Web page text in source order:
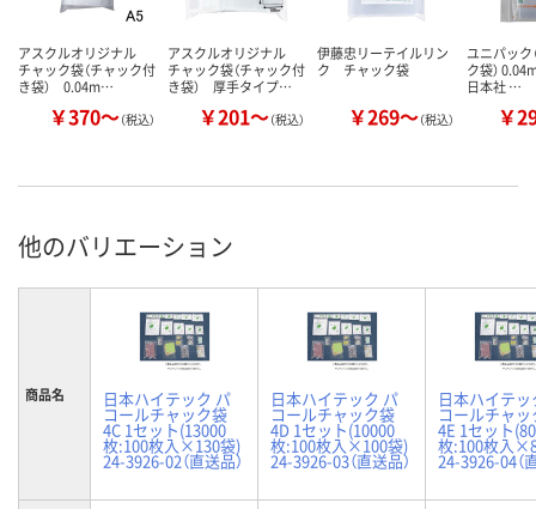
アスクルオリジナル
チャック袋（チャック付
き袋） 0.04m…
￥370～（税込）
アスクルオリジナル
チャック袋（チャック付
き袋） 厚手タイプ…
￥201～（税込）
伊藤忠リーテイルリン
ク チャック袋
￥269～（税込）
ユニパック
ク袋）
日本社 …
￥
他のバリエーション
商品名 日本ハイテック パ
コールチャック袋
4C 1セット(13000
枚:100枚入×130袋)
24-3926-02（直送品）
日本ハイテック パ
コールチャック袋
4D 1セット(10000
枚:100枚入×100袋)
24-3926-03（直送品）
日本ハイテッ
コールチャッ
4E 1セット
枚:100枚入
24-3926-04（